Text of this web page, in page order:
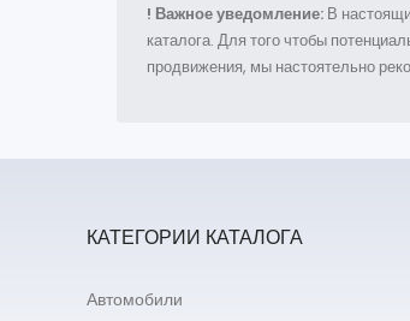
! Важное уведомление: В
каталога. Для того чтобы
продвижения, мы настоятельно
КАТЕГОРИИ КАТАЛОГА
Автомобили